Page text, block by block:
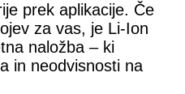
prek aplikacije. Če
za vas, je Li-Ion
naložba – ki
in neodvisnosti na